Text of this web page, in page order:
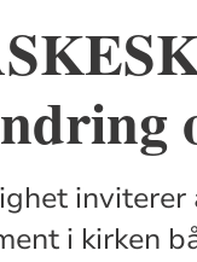
i kirken